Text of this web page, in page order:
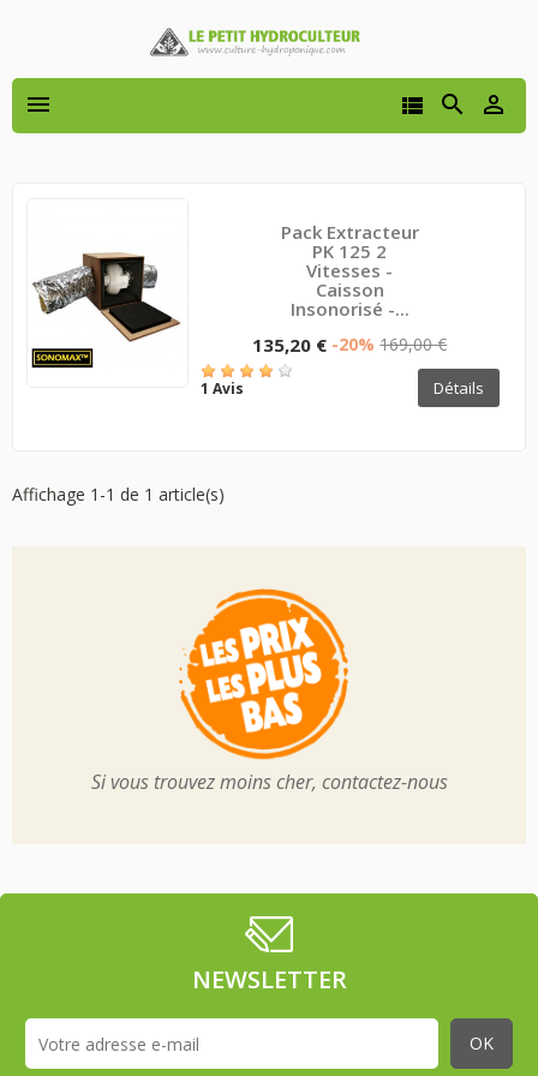
 


Pack Extracteur
PK 125 2
Vitesses -
Caisson
Insonorisé -...
135,20 € -20% 169,00 €
1 Avis Détails
Affichage 1-1 de 1 article(s)
Si vous trouvez moins cher, contactez-nous
NEWSLETTER